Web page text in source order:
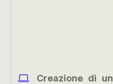
Creazione di un